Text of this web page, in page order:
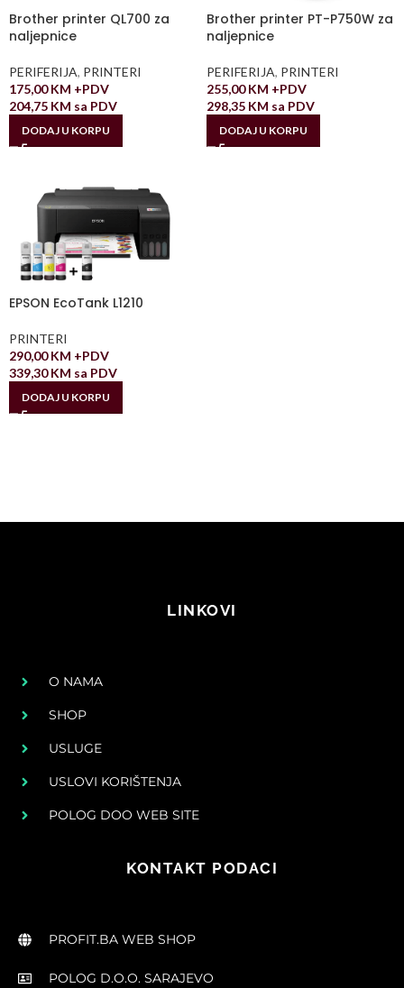
Brother printer QL700 za
naljepnice
PERIFERIJA, PRINTERI
175,00KM +PDV
204,75 KM sa PDV
DODAJ U KORPU
Brother printer PT-P750W za
naljepnice
PERIFERIJA, PRINTERI
255,00KM +PDV
298,35 KM sa PDV
DODAJ U KORPU
EPSON EcoTank L1210
PRINTERI
290,00KM +PDV
339,30KM sa PDV
DODAJ U KORPU
LINKOVI
O NAMA
SHOP
USLUGE
USLOVI KORIŠTENJA
POLOG DOO WEB SITE
KONTAKT PODACI
PROFIT.BA WEB SHOP
POLOG D.O.O. SARAJEVO